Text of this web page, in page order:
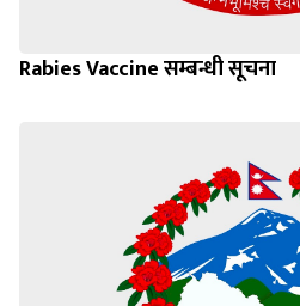
Rabies Vaccine सम्बन्धी सूचना